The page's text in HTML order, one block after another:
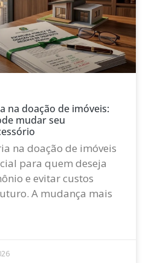
na doação de imóveis:
mudar seu
na doação de imóveis
para quem deseja
e evitar custos
A mudança mais